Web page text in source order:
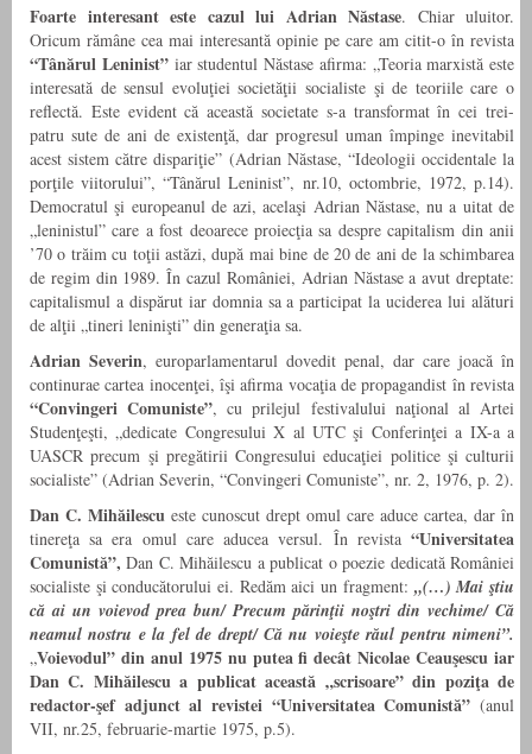
Foarte interesant este cazul lui Adrian Năstase. Chiar uluitor.
Oricum rămâne cea mai interesantă opinie pe care am citit-o în revista
“Tânărul Leninist”iar studentul Năstase afirma: „Teoria marxistă este
interesată de sensul evoluţiei societăţii socialiste şi de teoriile care o
reflectă. Este evident că această societate s-a transformat în cei trei-
patru sute de ani de existenţă, dar progresul uman împinge inevitabil
acest sistem către dispariţie” (Adrian Năstase, “Ideologii occidentale la
porţile viitorului”, “Tânărul Leninist”, nr.10, octombrie, 1972, p.14).
Democratul şi europeanul de azi, acelaşi Adrian Năstase, nu a uitat de
„leninistul” care a fost deoarece proiecţia sa despre capitalism din anii
’70 o trăim cu toţii astăzi, după mai bine de 20 de ani de la schimbarea
de regim din 1989. În cazul României, Adrian Năstase a avut dreptate:
capitalismul a dispărut iar domnia sa a participat la uciderea lui alături
de alţii „tineri leninişti” din generaţia sa.
Adrian Severin, europarlamentarul dovedit penal, dar care joacă în
continurae cartea inocenţei, îşi afirma vocaţia de propagandist în revista
“Convingeri Comuniste”, cu prilejul festivalului naţional al Artei
Studenţeşti, „dedicate Congresului X al UTC şi Conferinţei a IX-a a
UASCR precum şi pregătirii Congresului educaţiei politice şi culturii
socialiste” (Adrian Severin, “Convingeri Comuniste”, nr. 2, 1976, p. 2).
Dan C. Mihăilescu este cunoscut drept omul care aduce cartea, dar în
tinereţa sa era omul care aducea versul. În revista “Universitatea
Comunistă”, Dan C. Mihăilescu a publicat o poezie dedicată României
socialiste şi conducătorului ei. Redăm aici un fragment: „(…) Mai ştiu
că ai un voievod prea bun/ Precum părinţii noştri din vechime/ Că
neamul nostru e la fel de drept/ Că nu voieşte răul pentru nimeni”.
„Voievodul” din anul 1975 nu putea fi decât Nicolae Ceauşescu iar
Dan C. Mihăilescu a publicat această „scrisoare” din poziţa de
redactor-şef adjunct al revistei “Universitatea Comunistă” (anul
VII, nr.25, februarie-martie 1975, p.5).